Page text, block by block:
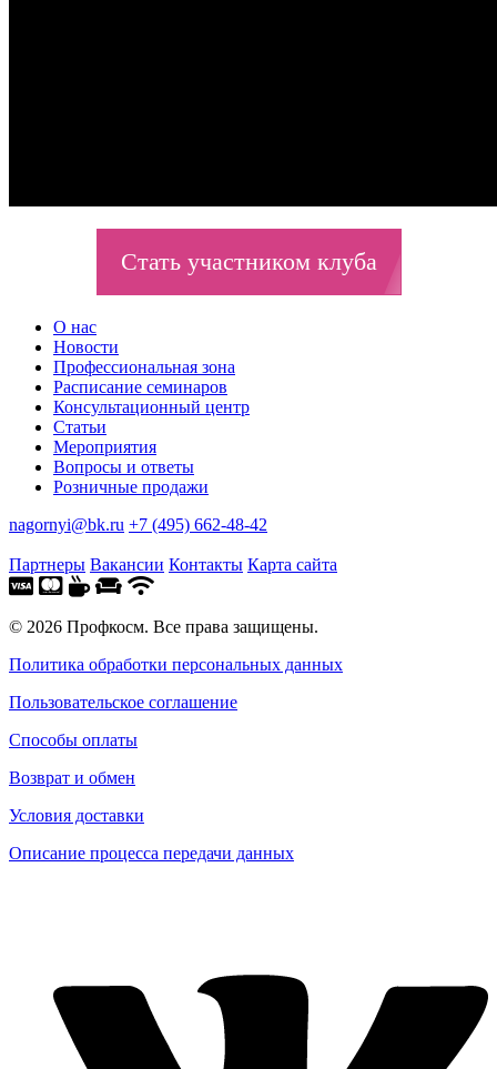
Стать участником клуба
О нас
Новости
Профессиональная зона
Расписание семинаров
Консультационный центр
Статьи
Мероприятия
Вопросы и ответы
Розничные продажи
nagornyi@bk.ru +7 (495) 662-48-42
Партнеры Вакансии Контакты Карта сайта
© 2026 Профкосм. Все права защищены.
Политика обработки персональных данных
Пользовательское соглашение
Способы оплаты
Возврат и обмен
Условия доставки
Описание процесса передачи данных